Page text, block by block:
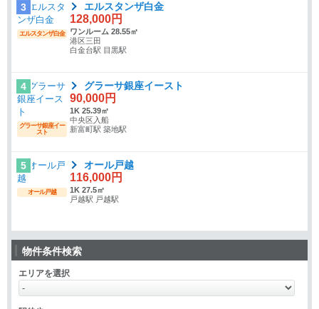
3
エルスタンザ白金
エルスタンザ白金
128,000円
ワンルーム 28.55㎡
港区三田
白金台駅 目黒駅
4
グラーサ銀座イー
スト
グラーサ銀座イースト
90,000円
1K 25.39㎡
中央区入船
新富町駅 築地駅
5
オール戸越
オール戸越
116,000円
1K 27.5㎡
戸越駅 戸越駅
物件条件検索
エリアを選択